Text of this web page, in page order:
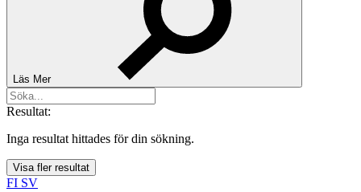
Läs Mer
Resultat:
Inga resultat hittades för din sökning.
Visa fler resultat
FI SV